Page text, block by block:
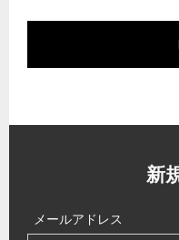
新
メールアドレス